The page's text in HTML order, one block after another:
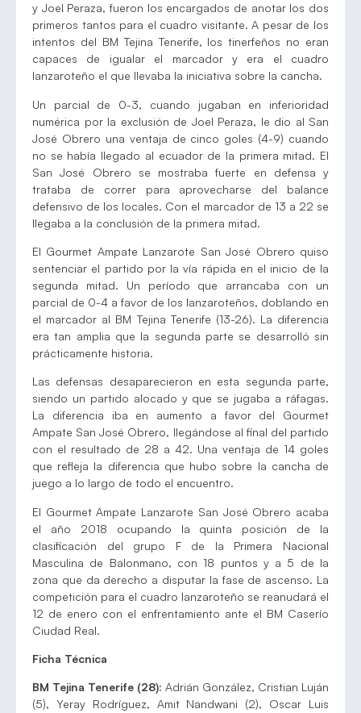
y Joel Peraza, fueron los encargados de anotar los dos
primeros tantos para el cuadro visitante. A pesar de los
intentos del BM Tejina Tenerife, los tinerfeños no eran
capaces de igualar el marcador y era el cuadro
lanzaroteño el que llevaba la iniciativa sobre la cancha.
Un parcial de 0-3, cuando jugaban en inferioridad
numérica por la exclusión de Joel Peraza, le dio al San
José Obrero una ventaja de cinco goles (4-9) cuando
no se había llegado al ecuador de la primera mitad. El
San José Obrero se mostraba fuerte en defensa y
trataba de correr para aprovecharse del balance
defensivo de los locales. Con el marcador de 13 a 22 se
llegaba a la conclusión de la primera mitad.
El Gourmet Ampate Lanzarote San José Obrero quiso
sentenciar el partido por la vía rápida en el inicio de la
segunda mitad. Un período que arrancaba con un
parcial de 0-4 a favor de los lanzaroteños, doblando en
el marcador al BM Tejina Tenerife (13-26). La diferencia
era tan amplia que la segunda parte se desarrolló sin
prácticamente historia.
Las defensas desaparecieron en esta segunda parte,
siendo un partido alocado y que se jugaba a ráfagas.
La diferencia iba en aumento a favor del Gourmet
Ampate San José Obrero, llegándose al final del partido
con el resultado de 28 a 42. Una ventaja de 14 goles
que refleja la diferencia que hubo sobre la cancha de
juego a lo largo de todo el encuentro.
El Gourmet Ampate Lanzarote San José Obrero acaba
el año 2018 ocupando la quinta posición de la
clasificación del grupo F de la Primera Nacional
Masculina de Balonmano, con 18 puntos y a 5 de la
zona que da derecho a disputar la fase de ascenso. La
competición para el cuadro lanzaroteño se reanudará el
12 de enero con el enfrentamiento ante el BM Caserío
Ciudad Real.
Ficha Técnica
BM Tejina Tenerife (28): Adrián González, Cristian Luján
(5), Yeray Rodríguez, Amit Nandwani (2), Oscar Luis